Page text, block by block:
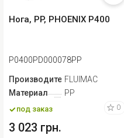
Нога, PP, PHOENIX P400
P0400PD000078PP
ПроизводительFLUIMAC
Материал
PP
под заказ 0
3 023 грн.